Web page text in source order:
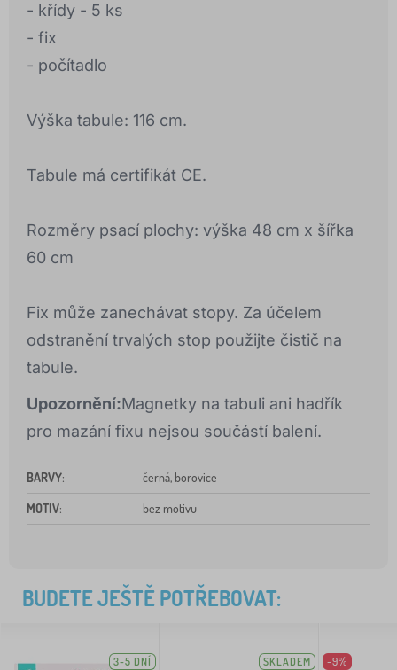
- křídy - 5 ks
- fix
- počítadlo
Výška tabule: 116 cm.
Tabule má certifikát CE.
Rozměry psací plochy: výška 48 cm x šířka
60 cm
Fix může zanechávat stopy. Za účelem
odstranění trvalých stop použijte čistič na
tabule.
Upozornění:Magnetky na tabuli ani hadřík
pro mazání fixu nejsou součástí balení.
BARVY: černá, borovice
MOTIV: bez motivu
BUDETE JEŠTĚ POTŘEBOVAT:
3-5 DNÍ SKLADEM -9%